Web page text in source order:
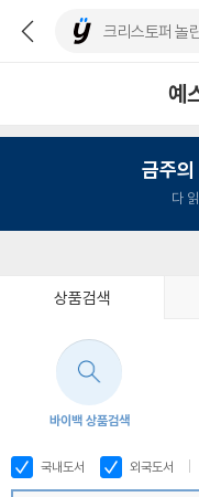
예
금주
다
상품검색
바이백 상품검색
국내도서 외국도서